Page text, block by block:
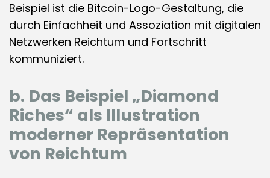
Beispiel ist die Bitcoin-Logo-Gestaltung, die
durch Einfachheit und Assoziation mit digitalen
Netzwerken Reichtum und Fortschritt
kommuniziert.
b. Das Beispiel „Diamond
Riches“ als Illustration
moderner Repräsentation
von Reichtum